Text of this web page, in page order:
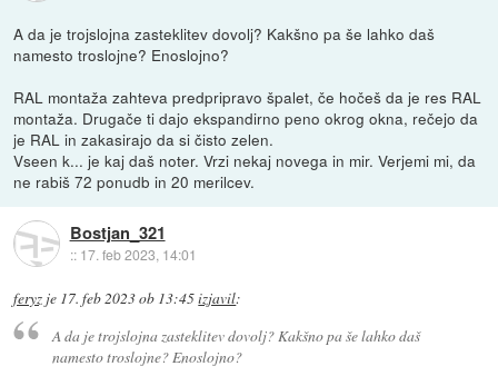
A da je trojslojna zasteklitev dovolj? Kakšno pa še lahko daš
namesto troslojne? Enoslojno?
RAL montaža zahteva predpripravo špalet, če hočeš da je res RAL
montaža. Drugače ti dajo ekspandirno peno okrog okna, rečejo da
je RAL in zakasirajo da si čisto zelen.
Vseen k... je kaj daš noter. Vrzi nekaj novega in mir. Verjemi mi, da
ne rabiš 72 ponudb in 20 merilcev.
Bostjan_321
:: 17. feb 2023, 14:01
feryz je 17. feb 2023 ob 13:45izjavil:
A da je trojslojna zasteklitev dovolj? Kakšno pa še lahko daš
namesto troslojne? Enoslojno?